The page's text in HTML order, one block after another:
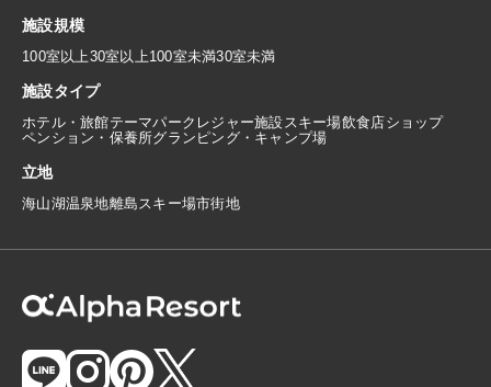
施設規模
100室以上30室以上100室未満30室未満
施設タイプ
ホテル・旅館テーマパーク レジャー施設 スキー場飲食店ショップ
ペンション・保養所グランピング・キャンプ場
立地
海山湖温泉地離島 スキー場市街地